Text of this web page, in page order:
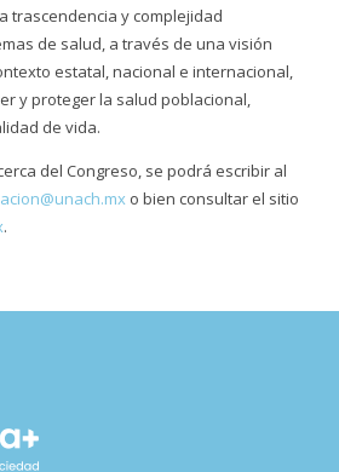
trascendencia y complejidad
de salud, a través de una visión
estatal, nacional e internacional,
y proteger la salud poblacional,
de vida.
del Congreso, se podrá escribir al
o bien consultar el sitio
.